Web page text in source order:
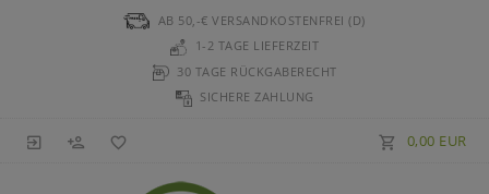
AB 50,-€ VERSANDKOSTENFREI (D)
1-2 TAGE LIEFERZEIT
30 TAGE RÜCKGABERECHT
SICHERE ZAHLUNG
0,00 EUR